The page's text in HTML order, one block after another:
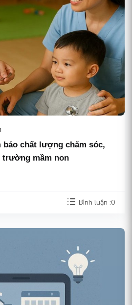
bảo chất lượng chăm sóc,
trường mầm non
Bình luận :0